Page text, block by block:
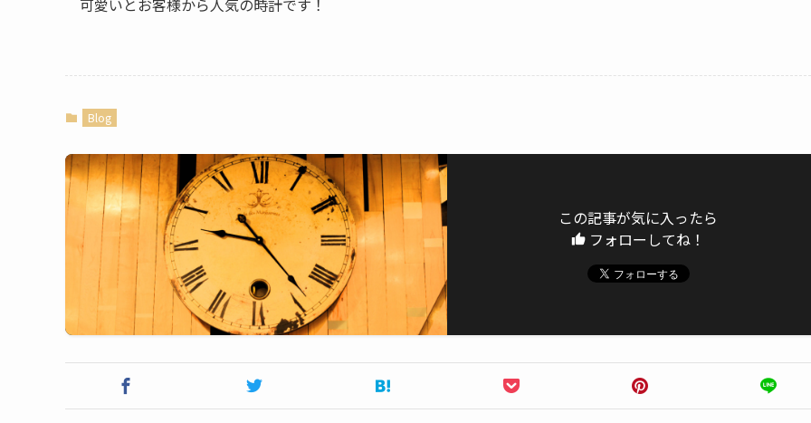
可愛いとお客様から人気の時計です！
Blog
この記事が気に入ったら
フォローしてね！